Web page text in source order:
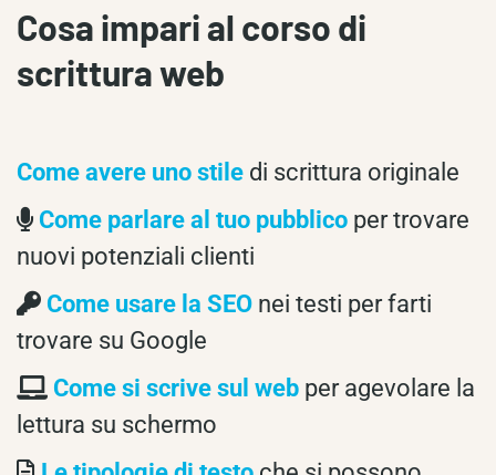
Cosa impari al corso di
scrittura web
Come avere uno stile di scrittura originale
Come parlare al tuo pubblico per trovare
nuovi potenziali clienti
Come usare la SEO nei testi per farti
trovare su Google
Come si scrive sul web per agevolare la
lettura su schermo